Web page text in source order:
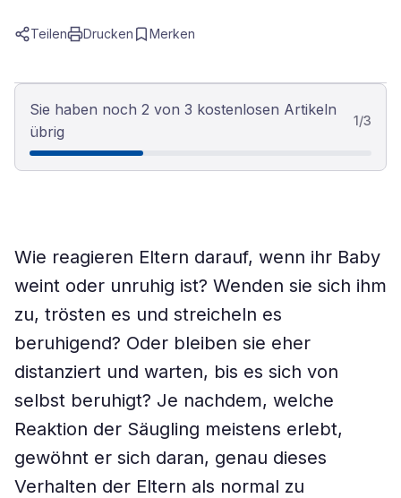
Teilen Drucken Merken
Sie haben noch 2 von 3 kostenlosen Artikeln
übrig
1/3
Wie reagieren Eltern darauf, wenn ihr Baby
weint oder unruhig ist? Wenden sie sich ihm
zu, trösten es und streicheln es
beruhigend? Oder bleiben sie eher
distanziert und warten, bis es sich von
selbst beruhigt? Je nachdem, welche
Reaktion der Säugling meistens erlebt,
gewöhnt er sich daran, genau dieses
Verhalten der Eltern als normal zu